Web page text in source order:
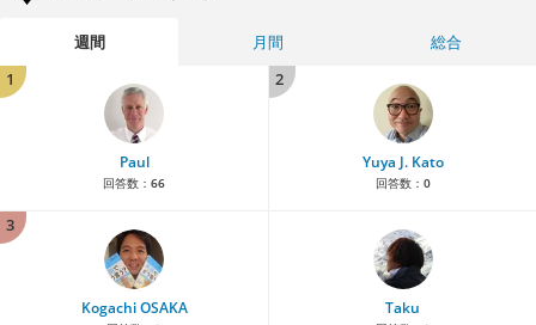
週間 月間
総合
1
Paul
回答数： 66
2
Yuya J. Kato
回答数： 0
3
Kogachi OSAKA Taku